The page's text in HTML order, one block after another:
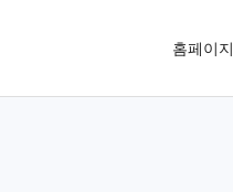
홈페이지